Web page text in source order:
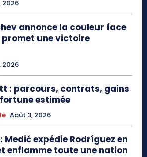
2026
annonce la couleur face
promet une victoire
2026
: parcours, contrats, gains
estimée
Août 3, 2026
Medić expédie Rodríguez en
enflamme toute une nation